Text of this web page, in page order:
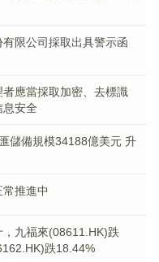
限公司採取出具警示函
應當採取加密、去標識
安全
儲備規模34188億美元 升
推進中
，九福來(08611.HK)跌
跌18.44%